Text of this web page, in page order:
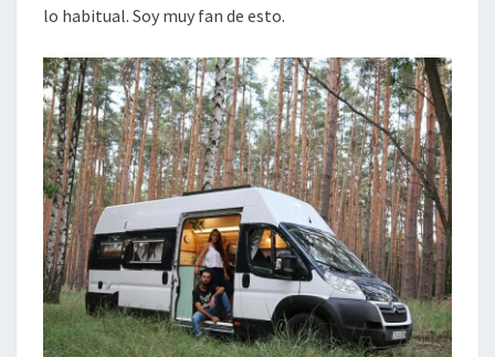
lo habitual. Soy muy fan de esto.